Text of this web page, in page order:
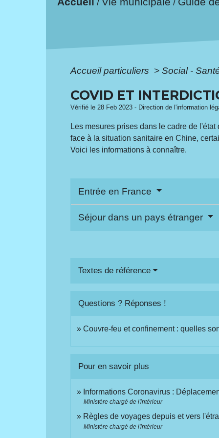
/ /
Accueil particuliers > Social -
COVID ET
Vérifié le 28 Feb 2023 - Direction de l'information
Les mesures prises dans le cadre de
face à la situation sanitaire en Chine,
Voici les informations à connaître.
Entrée en France
Séjour dans un pays étranger
Textes de référence
Questions ? Réponses !
Couvre-feu et confinement : quelles
Pour en savoir plus
Informations Coronavirus :
Ministère chargé de l'intérieur
Règles de voyages depuis et vers
Ministère chargé de l'intérieur